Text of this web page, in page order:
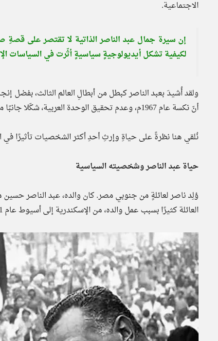
الاجتماعية.
إن سيرة جمال عبد الناصر الذاتية لا تقتصر على
لكيفية تشكل أيديولوجيةٍ سياسيةٍ أثّرت في السياسات
ولقد أُشيدَ بعبد الناصر كبطل من أبطالِ العالم الثالث، بفضل
أنّ نكسة عام 1967م، وعدم تحقيق الوحدة العربية، شكّلا جانبًا مظلمًا في مسيرته.
نُلقي هنا نظرةً على حياةِ وإرثِ أحدِ أكثر الشخصيات تأثيرًا في
حياة عبد الناصر وشخصيته السياسية
وُلِد ناصر لعائلةٍ من جنوبي مصر. كان والده، عبد الناصر حسين
العائلة كثيرًا بسبب عمل والده، من الإسكندرية إلى أسيوط عام 1921م، ثم إلى قرية الخطاطبة عام 1923م.